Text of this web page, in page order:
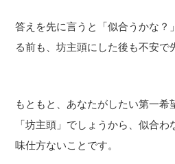
答えを先に言うと「似合うかな？
る前も、坊主頭にした後も不安で
もともと、あなたがしたい第一希
「坊主頭」でしょうから、似合
味仕方ないことです。